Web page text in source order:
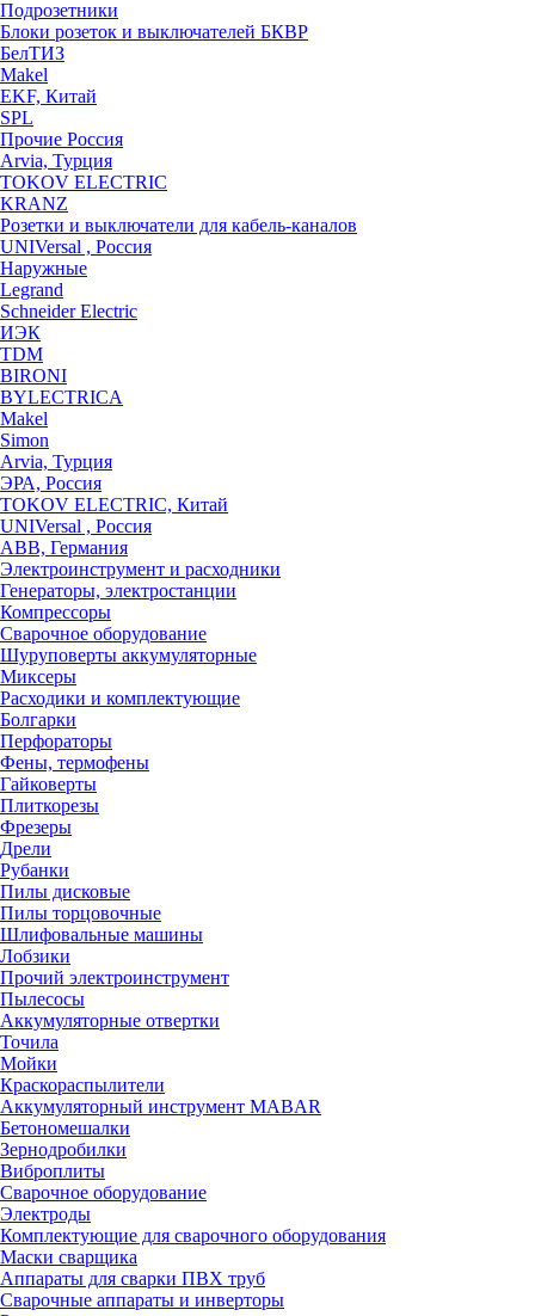
Подрозетники
Блоки розеток и выключателей БКВР
БелТИЗ
Makel
EKF, Китай
SPL
Прочие Россия
Arvia, Турция
TOKOV ELECTRIC
KRANZ
Розетки и выключатели для кабель-каналов
UNIVersal , Россия
Наружные
Legrand
Schneider Electric
ИЭК
TDM
BIRONI
BYLECTRICA
Makel
Simon
Arvia, Турция
ЭРА, Россия
TOKOV ELECTRIC, Китай
UNIVersal , Россия
ABB, Германия
Электроинструмент и расходники
Генераторы, электростанции
Компрессоры
Сварочное оборудование
Шуруповерты аккумуляторные
Миксеры
Расходики и комплектующие
Болгарки
Перфораторы
Фены, термофены
Гайковерты
Плиткорезы
Фрезеры
Дрели
Рубанки
Пилы дисковые
Пилы торцовочные
Шлифовальные машины
Лобзики
Прочий электроинструмент
Пылесосы
Аккумуляторные отвертки
Точила
Мойки
Краскораспылители
Аккумуляторный инструмент MABAR
Бетономешалки
Зернодробилки
Виброплиты
Сварочное оборудование
Электроды
Комплектующие для сварочного оборудования
Маски сварщика
Аппараты для сварки ПВХ труб
Сварочные аппараты и инверторы